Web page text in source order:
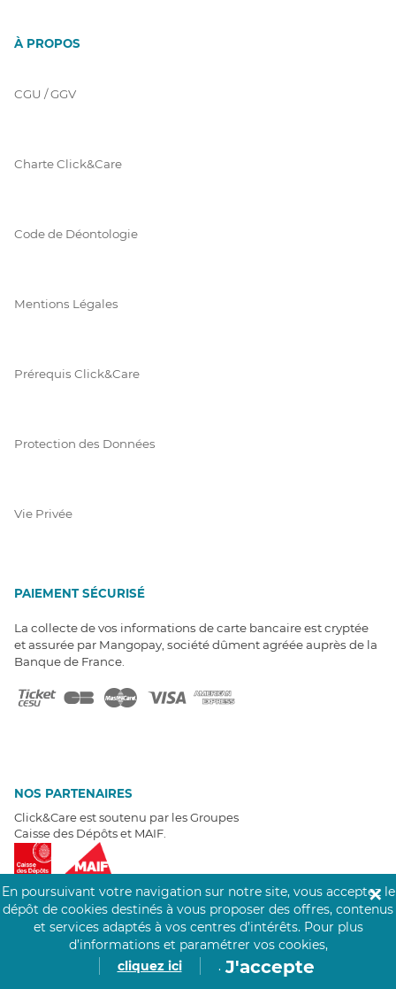
À PROPOS
CGU / GGV
Charte Click&Care
Code de Déontologie
Mentions Légales
Prérequis Click&Care
Protection des Données
Vie Privée
PAIEMENT SÉCURISÉ
La collecte de vos informations de carte bancaire est cryptée
et assurée par Mangopay, société dûment agréée auprès de la
Banque de France.
NOS PARTENAIRES
Click&Care est soutenu par les Groupes
Caisse des Dépôts et MAIF.
EXPERTS À VOTRE ÉCOUTE
Un besoin de recrutement ? Click&Care vous accompagne par
En poursuivant votre navigation sur notre site, vous acceptez le
dépôt de cookies destinés à vous proposer des offres, contenus
et services adaptés à vos centres d’intérêts. Pour plus
d’informations et paramétrer vos cookies,
cliquez ici
. J'accepte
✕